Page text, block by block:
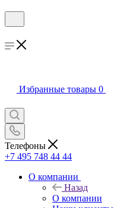
Избранные товары 0
Телефоны
+7 495 748 44 44
О компании
Назад
О компании